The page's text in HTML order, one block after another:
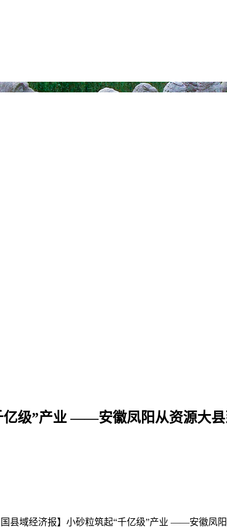
亿级”产业 ——安徽凤阳从资源大
国县域经济报】小砂粒筑起“千亿级”产业 ——安徽凤